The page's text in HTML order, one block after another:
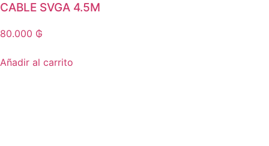
CABLE SVGA 4.5M
80.000 ₲
Añadir al carrito